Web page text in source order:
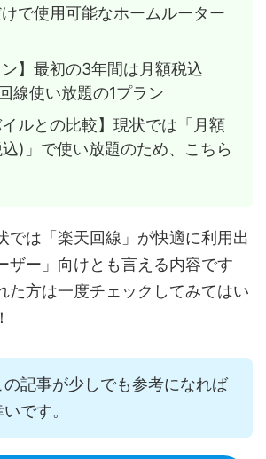
けで使用可能なホームルーター
ン】最初の3年間は月額税込
線使い放題の1プラン
イルとの比較】現状では「月額
)」で使い放題のため、こちら
では「楽天回線」が快適に利用出
ザー」向けとも言える内容です
た方は一度チェックしてみてはい
の記事が少しでも参考になれば
です。